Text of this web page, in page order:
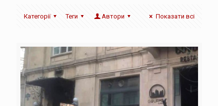
Категорії Теги Автори Показати всі